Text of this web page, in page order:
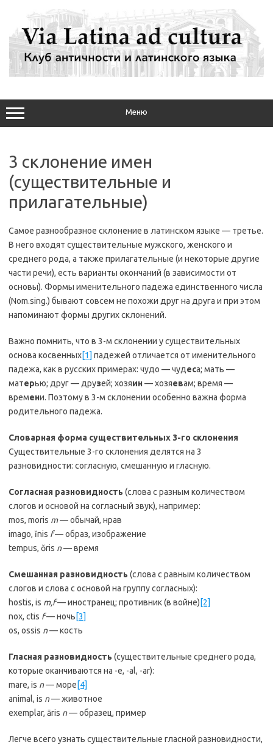
содержимому
Меню
3 склонение имен
(существительные и
прилагательные)
Самое разнообразное склонение в латинском языке — третье.
В него входят существительные мужского, женского и
среднего рода, а также прилагательные (и некоторые другие
части речи), есть варианты окончаний (в зависимости от
основы). Формы именительного падежа единственного числа
(Nom.sing.) бывают совсем не похожи друг на друга и при этом
напоминают формы других склонений.
Важно помнить, что в 3-м склонении у существительных
основа косвенных[1] падежей отличается от именительного
падежа, как в русских примерах: чудо — чудеса; мать —
матерью; друг — друзей; хозяин— хозяевам; время —
времени. Поэтому в 3-м склонении особенно важна форма
родительного падежа.
Словарная форма существительных 3-го склонения
Существительные 3-го склонения делятся на 3
разновидности: согласную, смешанную и гласную.
Согласная разновидность (слова с разным количеством
слогов и основой на согласный звук), например:
mos, moris m— обычай, нрав
imago, ĭnis f— образ, изображение
tempus, ŏris n— время
Смешанная разновидность (слова с равным количеством
слогов и слова с основой на группу согласных):
hostis, is m,f— иностранец; противник (в войне) [2]
nox, ctis f— ночь [3]
os, ossis n— кость
Гласная разновидность (существительные среднего рода,
которые оканчиваются на -е, -al, -ar):
mare, is n— море [4]
animal, is n— животное
exemplar, āris n— образец, пример
Легче всего узнать существительные гласной разновидности,